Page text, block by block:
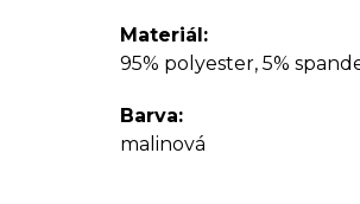
Materiál
95% polyester, 5%
Barva
malinová